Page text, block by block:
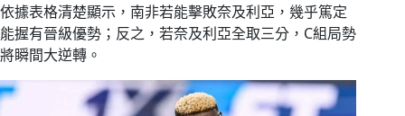
依據表格清楚顯示，南非若能擊敗奈及利亞，幾乎篤定
能握有晉級優勢；反之，若奈及利亞全取三分，C組局勢
將瞬間大逆轉。